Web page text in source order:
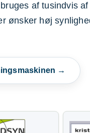
af tusindvis af
ønsker høj
→